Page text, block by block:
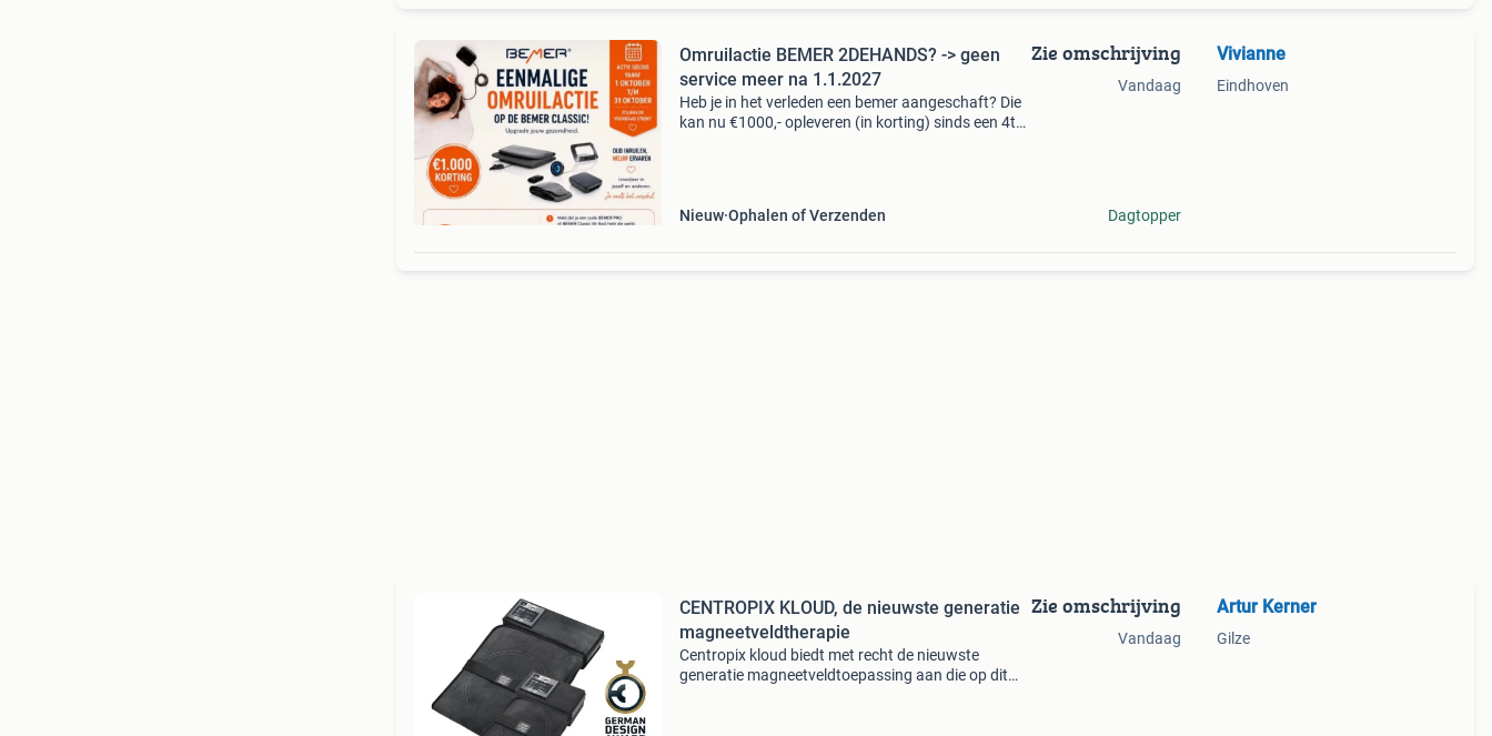
Omruilactie BEMER 2DEHANDS? -> geen
service meer na 1.1.2027
Heb je in het verleden een bemer aangeschaft? Die
kan nu €1000,- opleveren (in korting) sinds een 4tal
Nieuw Ophalen of Verzenden
Zie omschrijving
Vandaag
Dagtopper
Vivianne
Eindhoven
CENTROPIX KLOUD, de nieuwste generatie
magneetveldtherapie
Centropix kloud biedt met recht de nieuwste
generatie magneetveldtoepassing aan die op dit
Zie omschrijving
Vandaag
Artur Kerner
Gilze